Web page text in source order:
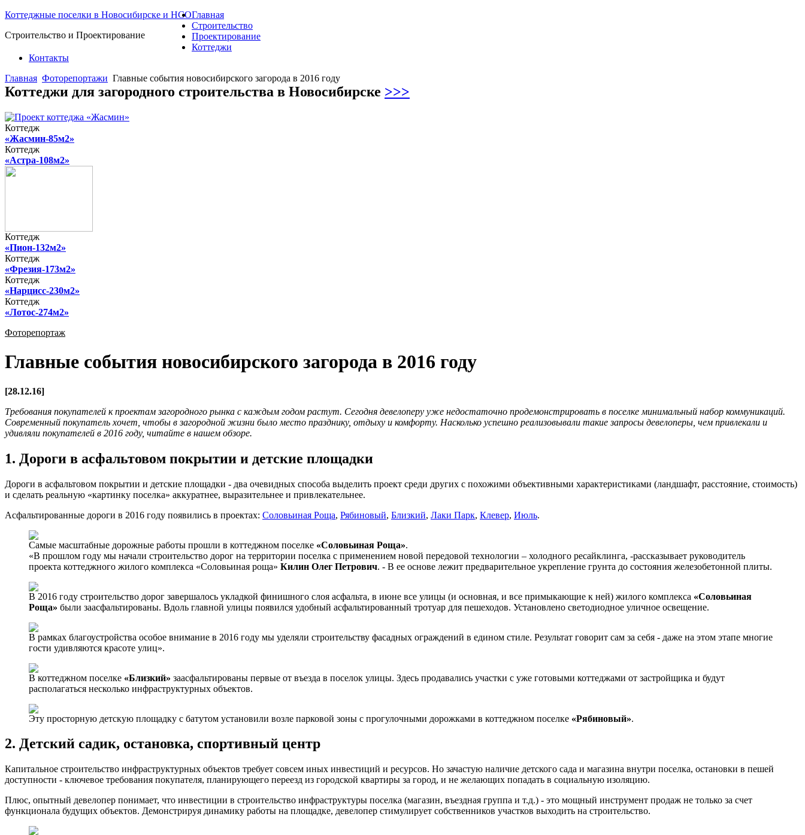
Коттеджные поселки в Новосибирске и НСО
Строительство и Проектирование
Главная
Строительство
Проектирование
Коттеджи
Контакты
Главная Фоторепортажи Главные события новосибирского загорода в 2016 году
Коттеджи для загородного строительства в Новосибирске >>>
Коттедж
«Жасмин-85м2»
Коттедж
«Астра-108м2»
Коттедж
«Пион-132м2»
Коттедж
«Фрезия-173м2»
Коттедж
«Нарцисс-230м2»
Коттедж
«Лотос-274м2»
Фоторепортаж
Главные события новосибирского загорода в 2016 году
[28.12.16]
Требования покупателей к проектам загородного рынка с каждым годом растут. Сегодня девелоперу уже недостаточно продемонстрировать в поселке минимальный набор коммуникаций.
Современный покупатель хочет, чтобы в загородной жизни было место празднику, отдыху и комфорту. Насколько успешно реализовывали такие запросы девелоперы, чем привлекали и
удивляли покупателей в 2016 году, читайте в нашем обзоре.
1. Дороги в асфальтовом покрытии и детские площадки
Дороги в асфальтовом покрытии и детские площадки - два очевидных способа выделить проект среди других с похожими объективными характеристиками (ландшафт, расстояние, стоимость)
и сделать реальную «картинку поселка» аккуратнее, выразительнее и привлекательнее.
Асфальтированные дороги в 2016 году появились в проектах: Соловьиная Роща, Рябиновый, Близкий, Лаки Парк, Клевер, Июль.
Самые масштабные дорожные работы прошли в коттеджном поселке «Соловьиная Роща».
«В прошлом году мы начали строительство дорог на территории поселка с применением новой передовой технологии – холодного ресайклинга, -рассказывает руководитель
проекта коттеджного жилого комплекса «Соловьиная роща» Килин Олег Петрович. - В ее основе лежит предварительное укрепление грунта до состояния железобетонной плиты.
В 2016 году строительство дорог завершалось укладкой финишного слоя асфальта, в июне все улицы (и основная, и все примыкающие к ней) жилого комплекса «Соловьиная
Роща» были заасфальтированы. Вдоль главной улицы появился удобный асфальтированный тротуар для пешеходов. Установлено светодиодное уличное освещение.
В рамках благоустройства особое внимание в 2016 году мы уделяли строительству фасадных ограждений в едином стиле. Результат говорит сам за себя - даже на этом этапе многие
гости удивляются красоте улиц».
В коттеджном поселке «Близкий» заасфальтированы первые от въезда в поселок улицы. Здесь продавались участки с уже готовыми коттеджами от застройщика и будут
располагаться несколько инфраструктурных объектов.
Эту просторную детскую площадку с батутом установили возле парковой зоны с прогулочными дорожками в коттеджном поселке «Рябиновый».
2. Детский садик, остановка, спортивный центр
Капитальное строительство инфраструктурных объектов требует совсем иных инвестиций и ресурсов. Но зачастую наличие детского сада и магазина внутри поселка, остановки в пешей
доступности - ключевое требования покупателя, планирующего переезд из городской квартиры за город, и не желающих попадать в социальную изоляцию.
Плюс, опытный девелопер понимает, что инвестиции в строительство инфраструктуры поселка (магазин, въездная группа и т.д.) - это мощный инструмент продаж не только за счет
функционала будущих объектов. Демонстрируя динамику работы на площадке, девелопер стимулирует собственников участков выходить на строительство.